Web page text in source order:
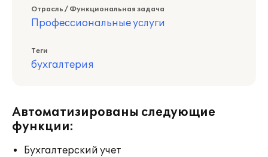
Отрасль / Функциональная задача
Профессиональные услуги
Теги
бухгалтерия
Автоматизированы следующие
функции:
Бухгалтерский учет